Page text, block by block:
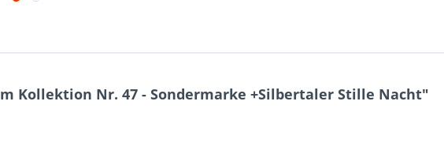
Kollektion Nr. 47 - Sondermarke +Silbertaler Stille Nacht"